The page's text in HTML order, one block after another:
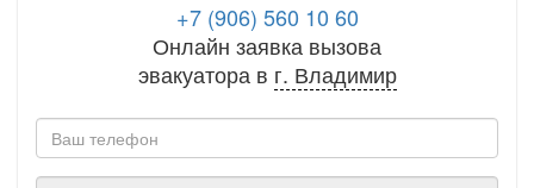
+7 (906) 560 10 60
Онлайн заявка вызова
эвакуатора в г. Владимир